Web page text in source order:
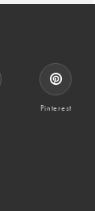
Pinterest